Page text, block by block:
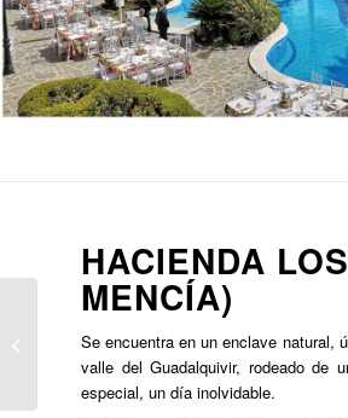
HACIENDA
MENCÍA)
Se encuentra en un enclave natural,
valle del Guadalquivir, rodeado de
especial, un día inolvidable.
Hacienda Las Monjas
(Montoro)